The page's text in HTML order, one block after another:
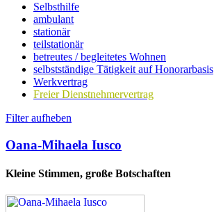
Selbsthilfe
ambulant
stationär
teilstationär
betreutes / begleitetes Wohnen
selbstständige Tätigkeit auf Honorarbasis
Werkvertrag
Freier Dienstnehmervertrag
Filter aufheben
Oana-Mihaela Iusco
Kleine Stimmen, große Botschaften